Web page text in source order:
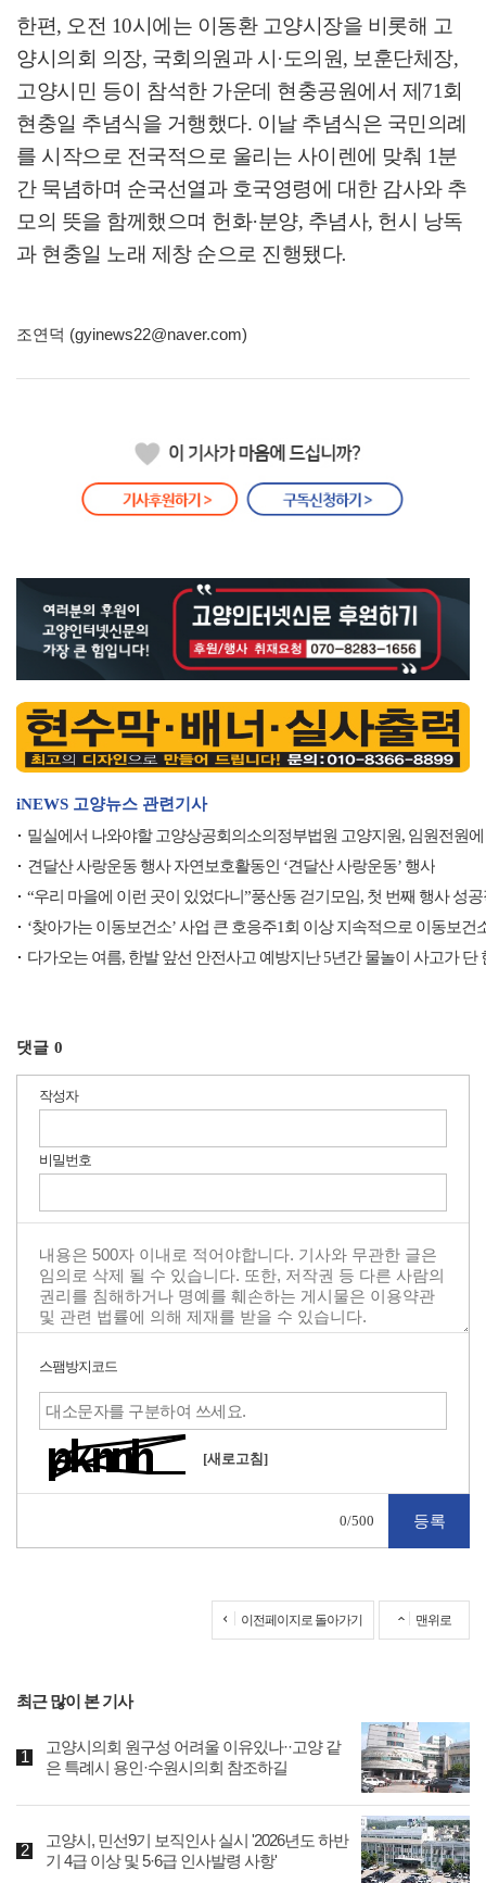
한편, 오전 10시에는 이동환 고양시장을 비롯해 고
양시의회 의장, 국회의원과 시 ·도의원, 보훈단체장,
고양시민 등이 참석한 가운데 현충공원에서 제 71회
현충일 추념식을 거행했다. 이날 추념식은 국민의례
를 시작으로 전국적으로 울리는 사이렌에 맞춰 1분
간 묵념하며 순국선열과 호국영령에 대한 감사와 추
모의 뜻을 함께했으며 헌화·분양, 추념사, 헌시 낭독
과 현충일 노래 제창 순으로 진행됐다.
조연덕 (gyinews22@naver.com)
iNEWS 고양뉴스 관련기사
밀실에서 나와야할 고양상공회의소의정부법원 고양지원, 임원전원
견달산 사랑운동 행사 자연보호활동인 ‘견달산 사랑운동’ 행사
“우리 마을에 이런 곳이 있었다니”풍산동 걷기모임, 첫 번째 행사 성
‘찾아가는 이동보건소’ 사업 큰 호응주1회 이상 지속적으로 이동보건
다가오는 여름, 한발 앞선 안전사고 예방지난 5년간 물놀이 사고가 단
댓글 0
작성자
비밀번호
스팸방지코드
[새로고침]
0/500
이전페이지로 돌아가기 맨위로
최근 많이 본 기사
고양시의회 원구성 어려울 이유있나··고양 같
은 특례시 용인·수원시의회 참조하길
고양시, 민선9기 보직인사 실시 '2026년도 하반
기 4급 이상 및 5·6급 인사발령 사항'